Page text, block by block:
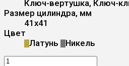
Ключ-вертушка, Ключ-
Размер цилиндра, мм
41x41
Цвет
Латунь
Никель